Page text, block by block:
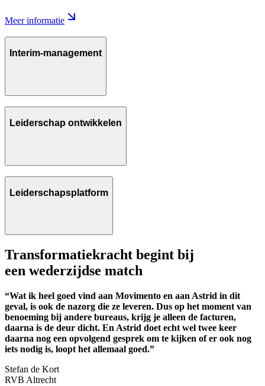
Meer informatie
Interim-management
Leiderschap ontwikkelen
Leiderschapsplatform
Transformatiekracht begint bij
een wederzijdse match
“Wat ik heel goed vind aan Movimento en aan Astrid in dit
geval, is ook de nazorg die ze leveren. Dus op het moment van
benoeming bij andere bureaus, krijg je alleen de facturen,
daarna is de deur dicht. En Astrid doet echt wel twee keer
daarna nog een opvolgend gesprek om te kijken of er ook nog
iets nodig is, loopt het allemaal goed.”
Stefan de Kort
RVB Altrecht